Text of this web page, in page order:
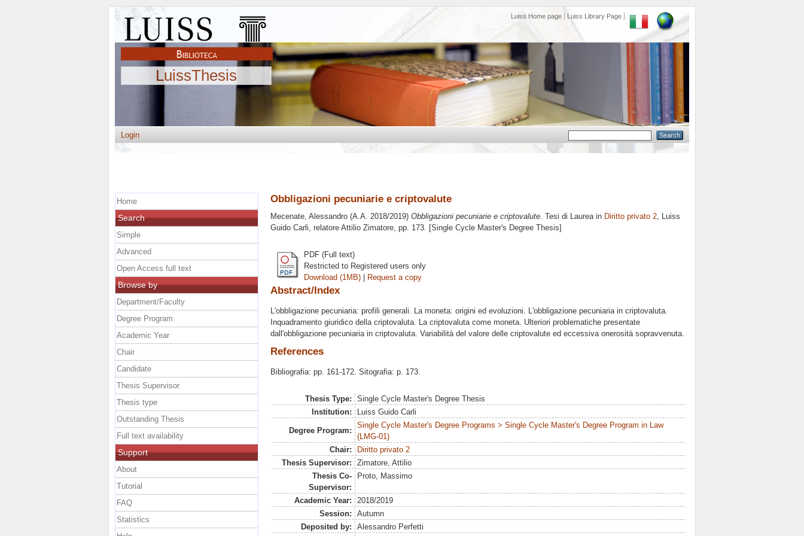
Luiss Home page Luiss Library Page
LuissThesis
Login
Obbligazioni pecuniarie e criptovalute
Mecenate, Alessandro (A.A. 2018/2019) Obbligazioni pecuniarie e criptovalute. Tesi di Laurea in Diritto privato 2, Luiss
Guido Carli, relatore Attilio Zimatore, pp. 173. [Single Cycle Master's Degree Thesis]
PDF (Full text)
Restricted to Registered users only
Download (1MB) | Request a copy
Abstract/Index
L'obbligazione pecuniaria: profili generali. La moneta: origini ed evoluzioni. L'obbligazione pecuniaria in criptovaluta.
Inquadramento giuridico della criptovaluta. La criptovaluta come moneta. Ulteriori problematiche presentate
dall'obbligazione pecuniaria in criptovaluta. Variabilità del valore delle criptovalute ed eccessiva onerosità sopravvenuta.
References
Bibliografia: pp. 161-172. Sitografia: p. 173.
Thesis Type:
Single Cycle Master's Degree Thesis
Institution:
Luiss Guido Carli
Degree Program:
Single Cycle Master's Degree Programs > Single Cycle Master's Degree Program in Law
(LMG-01)
Chair:
Diritto privato 2
Thesis Supervisor:
Zimatore, Attilio
Thesis Co-
Supervisor:
Proto, Massimo
Academic Year:
2018/2019
Session:
Autumn
Deposited by:
Alessandro Perfetti
Home
Search
Simple
Advanced
Open Access full text
Browse by
Department/Faculty
Degree Program
Academic Year
Chair
Candidate
Thesis Supervisor
Thesis type
Outstanding Thesis
Full text availability
Support
About
Tutorial
FAQ
Statistics